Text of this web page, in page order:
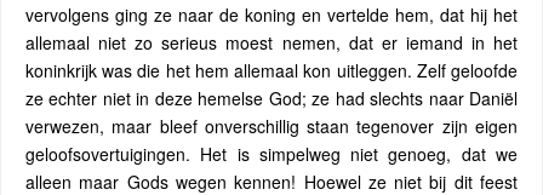
vervolgens ging ze naar de koning en vertelde hem, dat hij het
allemaal niet zo serieus moest nemen, dat er iemand in het
koninkrijk was die het hem allemaal kon uitleggen. Zelf geloofde
ze echter niet in deze hemelse God; ze had slechts naar Daniël
verwezen, maar bleef onverschillig staan ​​tegenover zijn eigen
geloofsovertuigingen. Het is simpelweg niet genoeg, dat we
alleen maar Gods wegen kennen! Hoewel ze niet bij dit feest